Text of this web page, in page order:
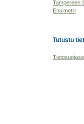
Tampereen
Ensimetri
Tutustu